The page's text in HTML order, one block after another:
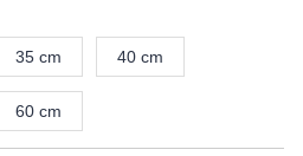
35 cm 40 cm
60 cm